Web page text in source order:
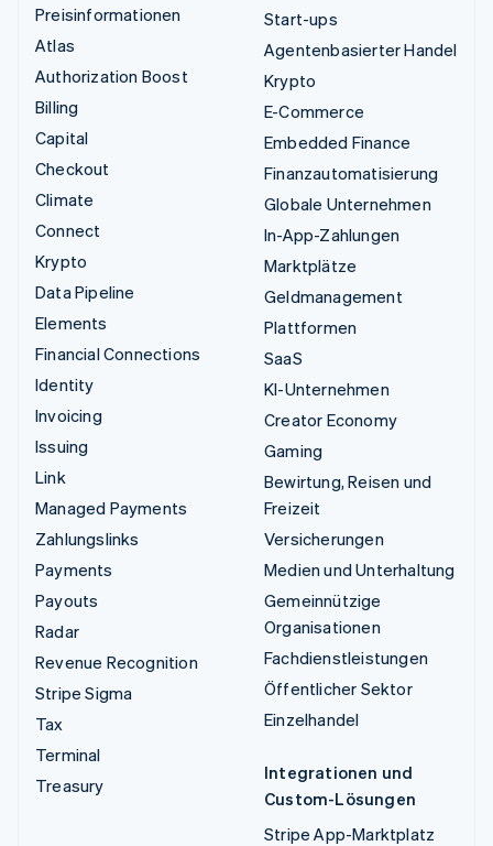
Preisinformationen
Atlas
Authorization Boost
Billing
Capital
Checkout
Climate
Connect
Krypto
Data Pipeline
Elements
Financial Connections
Identity
Invoicing
Issuing
Link
Managed Payments
Zahlungslinks
Payments
Payouts
Radar
Revenue Recognition
Stripe Sigma
Tax
Terminal
Treasury
Start-ups
Agentenbasierter Handel
Krypto
E-Commerce
Embedded Finance
Finanzautomatisierung
Globale Unternehmen
In-App-Zahlungen
Marktplätze
Geldmanagement
Plattformen
SaaS
KI-Unternehmen
Creator Economy
Gaming
Bewirtung, Reisen und
Freizeit
Versicherungen
Medien und Unterhaltung
Gemeinnützige
Organisationen
Fachdienstleistungen
Öffentlicher Sektor
Einzelhandel
Integrationen und
Custom-Lösungen
Stripe App-Marktplatz